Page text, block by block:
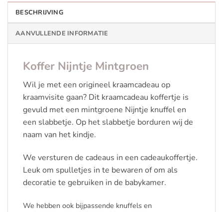
BESCHRIJVING
AANVULLENDE INFORMATIE
Koffer Nijntje Mintgroen
Wil je met een origineel kraamcadeau op
kraamvisite gaan? Dit kraamcadeau koffertje is
gevuld met een mintgroene Nijntje knuffel en
een slabbetje. Op het slabbetje borduren wij de
naam van het kindje.
We versturen de cadeaus in een cadeaukoffertje.
Leuk om spulletjes in te bewaren of om als
decoratie te gebruiken in de babykamer.
We hebben ook bijpassende knuffels en